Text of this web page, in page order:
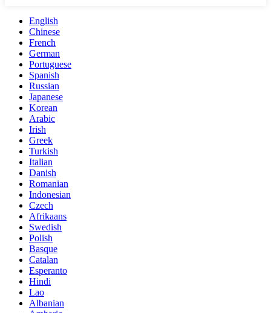
English
Chinese
French
German
Portuguese
Spanish
Russian
Japanese
Korean
Arabic
Irish
Greek
Turkish
Italian
Danish
Romanian
Indonesian
Czech
Afrikaans
Swedish
Polish
Basque
Catalan
Esperanto
Hindi
Lao
Albanian